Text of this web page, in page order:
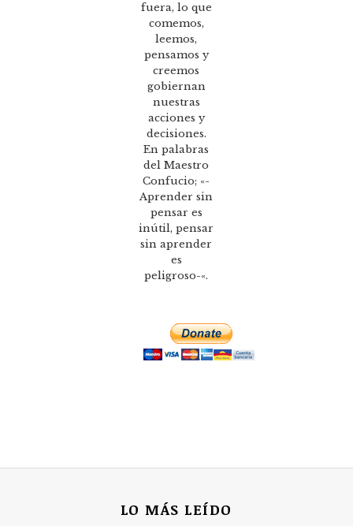
fuera, lo que
comemos,
leemos,
pensamos y
creemos
gobiernan
nuestras
acciones y
decisiones.
En palabras
del Maestro
Confucio; «-
Aprender sin
pensar es
inútil, pensar
sin aprender
es
peligroso-«.
LO MÁS LEÍDO